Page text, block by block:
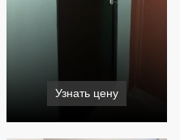
Узнать цену